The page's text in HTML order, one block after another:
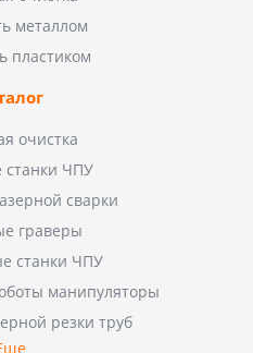
металлом
пластиком
очистка
станки ЧПУ
сварки
граверы
станки ЧПУ
манипуляторы
резки труб